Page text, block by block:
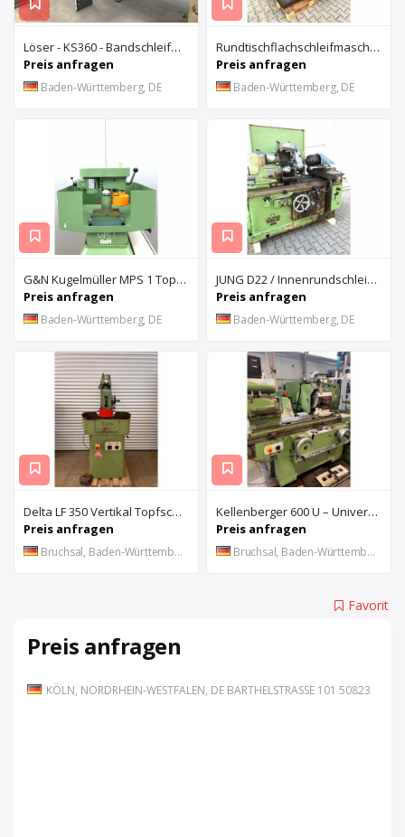
Löser - KS360 - Bandschleifmaschine
Preis anfragen
Baden-Württemberg, DE
Rundtischflachschleifmaschine ARTER A 3-16
Preis anfragen
Baden-Württemberg, DE
G&N Kugelmüller MPS 1 Topfschleifmaschine
Preis anfragen
Baden-Württemberg, DE
JUNG D22 / Innenrundschleifmaschine
Preis anfragen
Baden-Württemberg, DE
Delta LF 350 Vertikal Topfschleifmaschine
Preis anfragen
Bruchsal, Baden-Württemberg, DE
Kellenberger 600 U – Universal-Rundschleifmaschine
Preis anfragen
Bruchsal, Baden-Württemberg, DE
Favorit
Preis anfragen
KÖLN, NORDRHEIN-WESTFALEN, DE BARTHELSTRASSE 101 50823